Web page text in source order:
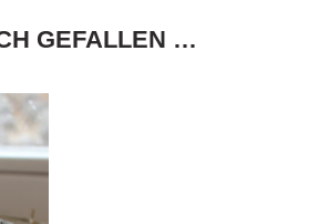
GEFALLEN …